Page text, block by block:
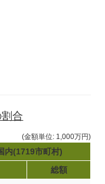
合
(金額単位: 1,000万円)
内(1719市町村)
総額